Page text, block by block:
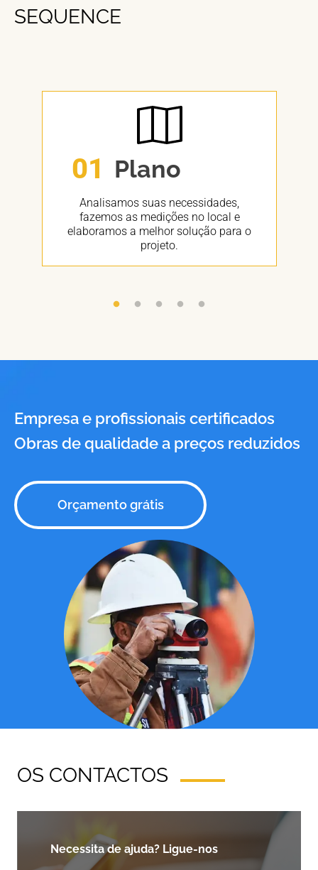
SEQUENCE
01 Plano
Analisamos suas necessidades,
fazemos as medições no local e
elaboramos a melhor solução para o
projeto.
Empresa e profissionais certificados
Obras de qualidade a preços reduzidos
Orçamento grátis
OS CONTACTOS
Necessita de ajuda? Ligue-nos